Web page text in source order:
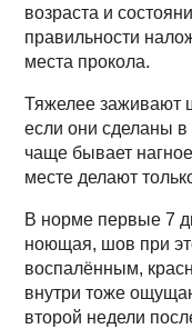
возраста и
правильности
места прокола.
Тяжелее заживают
если они сделаны в
чаще бывает
месте делают
В норме первые 7
ноющая, шов при
воспалённым,
внутри тоже
второй недели